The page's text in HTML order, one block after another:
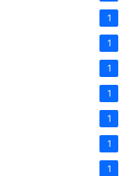
1
1
1
1
1
1
1